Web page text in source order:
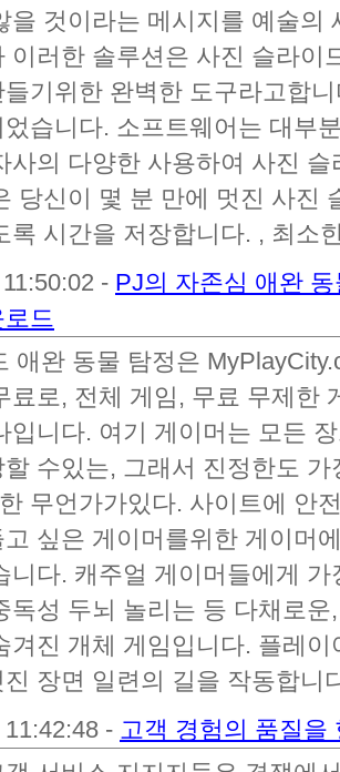
을 것이라는 메시지를 예술의
이러한 솔루션은 사진 슬라이
기위한 완벽한 도구라고합
습니다. 소프트웨어는 대부
사의 다양한 사용하여 사진
당신이 몇 분 만에 멋진 사진
록 시간을 저장합니다. , 최소
- PJ의 자존심 애완
드
애완 동물 탐정은
료로, 전체 게임, 무료 무제한
입니다. 여기 게이머는 모든
수있는, 그래서 진정한도
무언가가있다. 사이트에 안
싶은 게이머를위한 게이머
니다. 캐주얼 게이머들에게
독성 두뇌 놀리는 등 다채로
겨진 개체 게임입니다. 플레
장면 일련의 길을 작동합니
- 고객 경험의 품질을